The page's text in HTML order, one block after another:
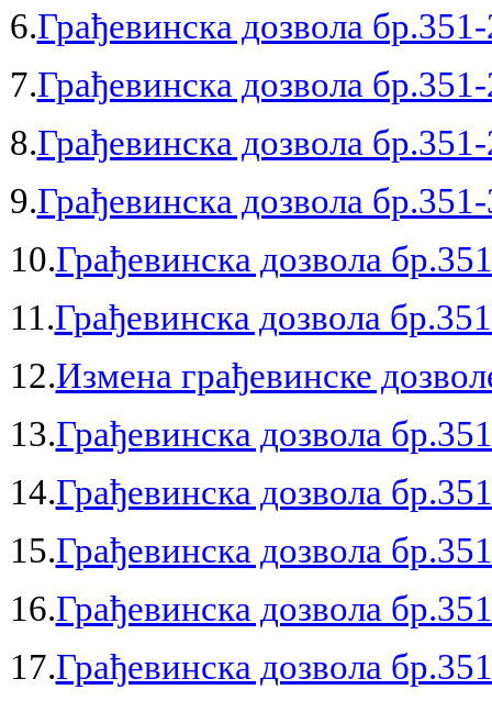
6.Грађевинска дозвола
7.Грађевинска дозвола
8.Грађевинска дозвола
9.Грађевинска дозвола
10.Грађевинска дозвола
11.Грађевинска дозвола
12.Измена грађевинске
13.Грађевинска дозвола
14.Грађевинска дозвола
15.Грађевинска дозвола
16.Грађевинска дозвола
17.Грађевинска дозвола